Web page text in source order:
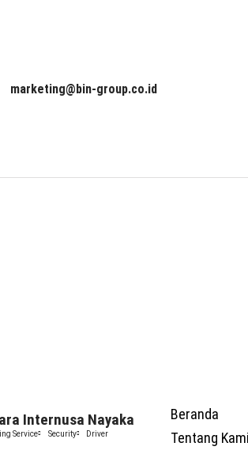
marketing@bin-group.co.id
Internusa Nayaka
Service Security Driver
Beranda
Tentang Kami